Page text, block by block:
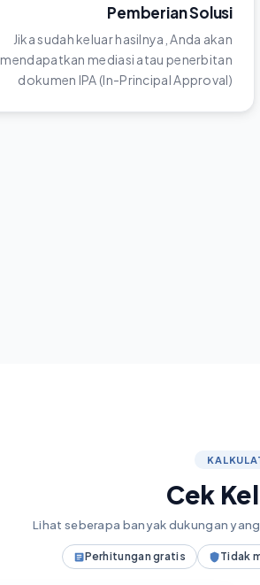
Pemberian Solusi
Jika sudah keluar hasilnya, Anda akan
mendapatkan mediasi atau penerbitan
dokumen IPA (In-Principal Approval)
Cek
Lihat seberapa banyak dukungan
Perhitungan gratis Tidak